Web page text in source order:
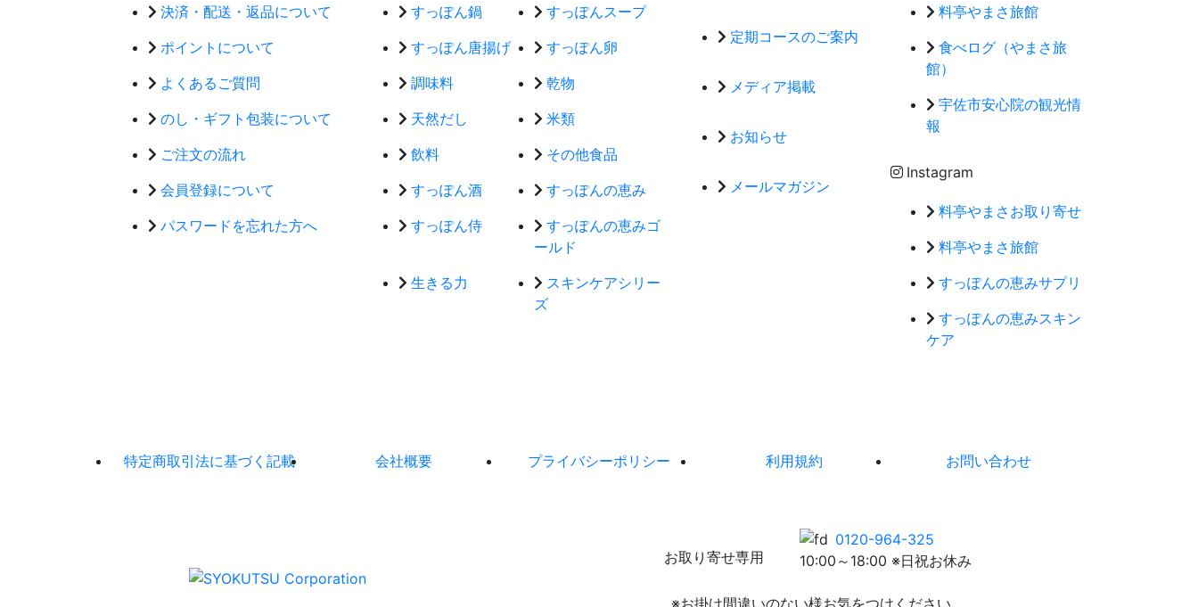
決済・配送・返品について
ポイントについて
よくあるご質問
のし・ギフト包装について
ご注文の流れ
会員登録について
パスワードを忘れた方へ
すっぽん鍋
すっぽんスープ
すっぽん唐揚げ
すっぽん卵
調味料
乾物
天然だし
米類
飲料
その他食品
すっぽん酒
すっぽんの恵み
すっぽん侍
すっぽんの恵みゴ
ールド
生きる力
スキンケアシリー
ズ
定期コースのご案内
メディア掲載
お知らせ
メールマガジン
料亭やまさ旅館
食べログ（やまさ旅
館）
宇佐市安心院の観光情
報
Instagram
料亭やまさお取り寄せ
料亭やまさ旅館
すっぽんの恵みサプリ
すっぽんの恵みスキン
ケア
特定商取引法に基づく記載 会社概要 プライバシーポリシー 利用規約 お問い合わせ
お取り寄せ専用
0120-964-325
10:00～18:00 ※日祝お休み
※お掛け間違いのない様お気をつけください